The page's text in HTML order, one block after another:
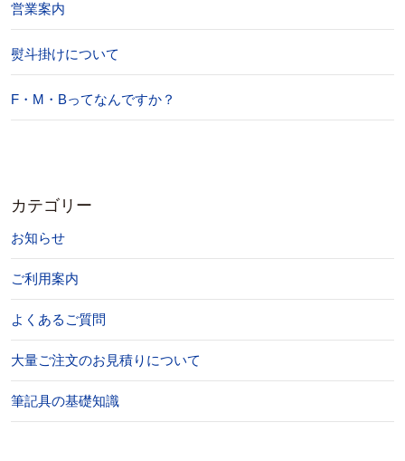
営業案内
熨斗掛けについて
F・M・Bってなんですか？
カテゴリー
お知らせ
ご利用案内
よくあるご質問
大量ご注文のお見積りについて
筆記具の基礎知識